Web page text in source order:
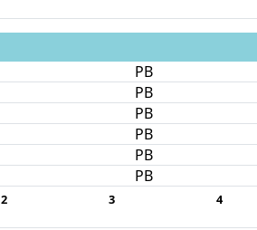
PB
PB
PB
PB
PB
PB
2 3 4